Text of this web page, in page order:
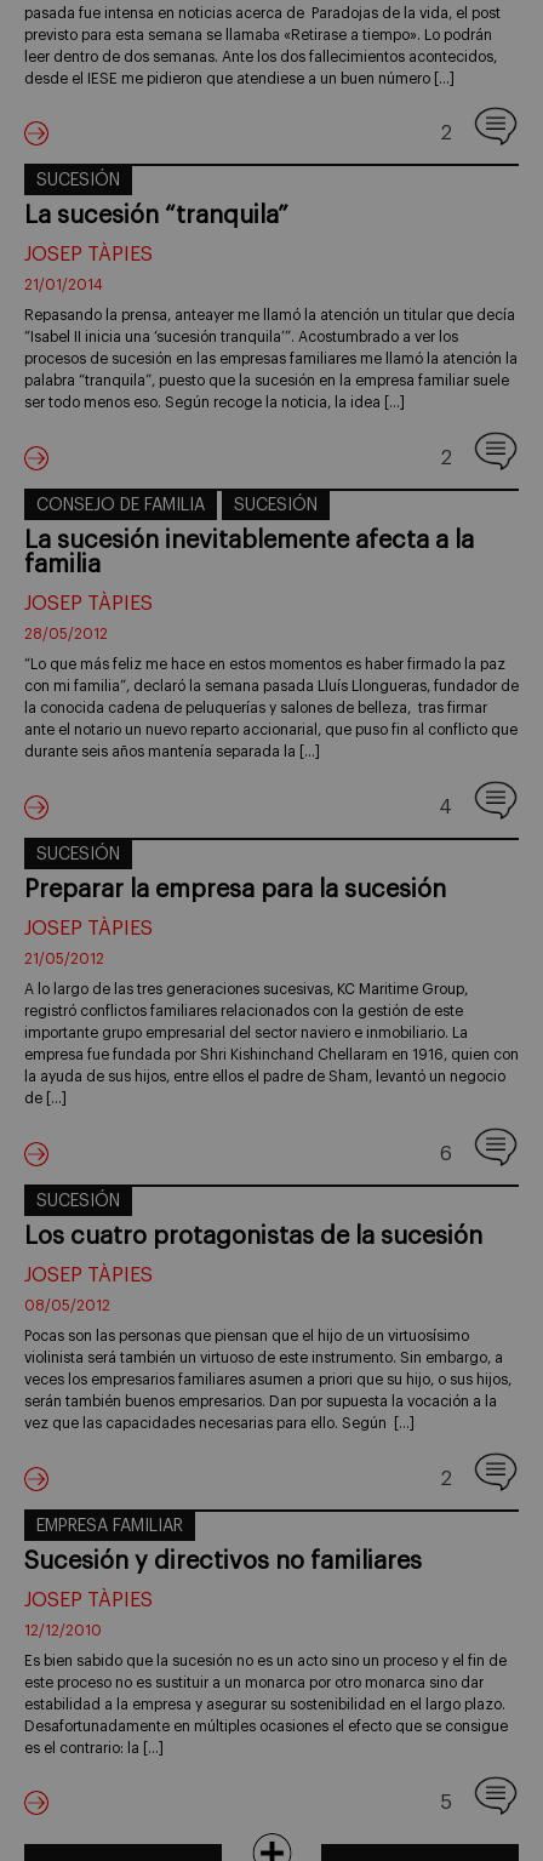
pasada fue intensa en noticias acerca de Paradojas de la vida, el post
previsto para esta semana se llamaba «Retirase a tiempo». Lo podrán
leer dentro de dos semanas. Ante los dos fallecimientos acontecidos,
desde el IESE me pidieron que atendiese a un buen número […]
2
SUCESIÓN
La sucesión “tranquila”
JOSEP TÀPIES
21/01/2014
Repasando la prensa, anteayer me llamó la atención un titular que decía
“Isabel II inicia una ‘sucesión tranquila’”. Acostumbrado a ver los
procesos de sucesión en las empresas familiares me llamó la atención la
palabra “tranquila”, puesto que la sucesión en la empresa familiar suele
ser todo menos eso. Según recoge la noticia, la idea […]
2
CONSEJO DE FAMILIA SUCESIÓN
La sucesión inevitablemente afecta a la
familia
JOSEP TÀPIES
28/05/2012
“Lo que más feliz me hace en estos momentos es haber firmado la paz
con mi familia”, declaró la semana pasada Lluís Llongueras, fundador de
la conocida cadena de peluquerías y salones de belleza, tras firmar
ante el notario un nuevo reparto accionarial, que puso fin al conflicto que
durante seis años mantenía separada la […]
4
SUCESIÓN
Preparar la empresa para la sucesión
JOSEP TÀPIES
21/05/2012
A lo largo de las tres generaciones sucesivas, KC Maritime Group,
registró conflictos familiares relacionados con la gestión de este
importante grupo empresarial del sector naviero e inmobiliario. La
empresa fue fundada por Shri Kishinchand Chellaram en 1916, quien con
la ayuda de sus hijos, entre ellos el padre de Sham, levantó un negocio
de […]
6
SUCESIÓN
Los cuatro protagonistas de la sucesión
JOSEP TÀPIES
08/05/2012
Pocas son las personas que piensan que el hijo de un virtuosísimo
violinista será también un virtuoso de este instrumento. Sin embargo, a
veces los empresarios familiares asumen a priori que su hijo, o sus hijos,
serán también buenos empresarios. Dan por supuesta la vocación a la
vez que las capacidades necesarias para ello. Según […]
2
EMPRESA FAMILIAR
Sucesión y directivos no familiares
JOSEP TÀPIES
12/12/2010
Es bien sabido que la sucesión no es un acto sino un proceso y el fin de
este proceso no es sustituir a un monarca por otro monarca sino dar
estabilidad a la empresa y asegurar su sostenibilidad en el largo plazo.
Desafortunadamente en múltiples ocasiones el efecto que se consigue
es el contrario: la […]
5